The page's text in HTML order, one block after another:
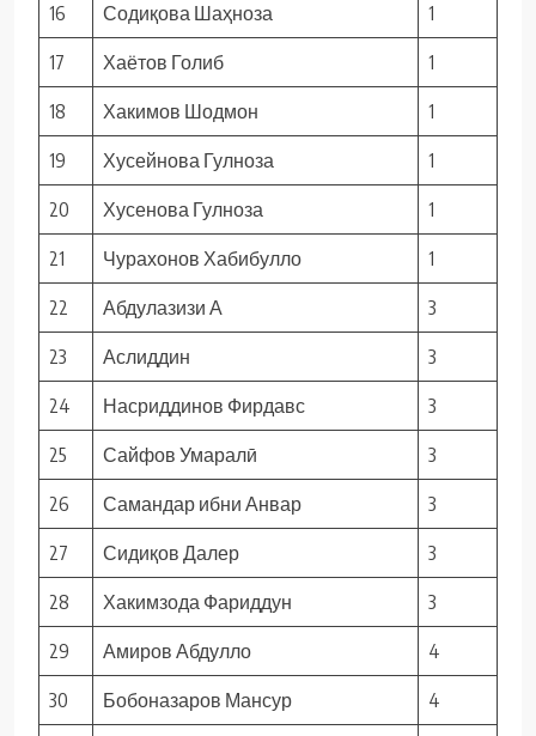
16 Содиқова Шаҳноза 1
17 Хаётов Голиб 1
18 Хакимов Шодмон 1
19 Хусейнова Гулноза 1
20 Хусенова Гулноза 1
21 Чурахонов Хабибулло 1
22 Абдулазизи А 3
23 Аслиддин 3
24 Насриддинов Фирдавс 3
25 Сайфов Умаралӣ 3
26 Самандар ибни Анвар 3
27 Сидиқов Далер 3
28 Хакимзода Фариддун 3
29 Амиров Абдулло 4
30 Бобоназаров Мансур 4